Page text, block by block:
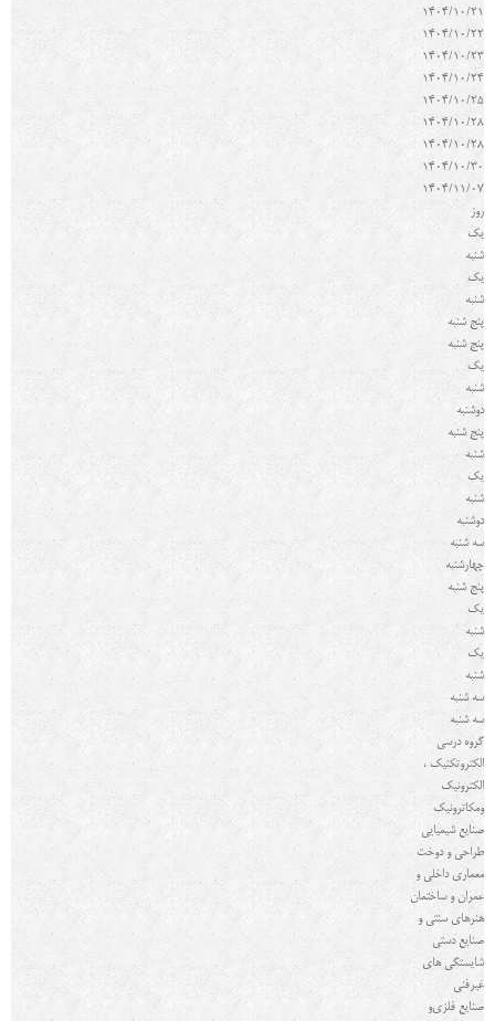
1404/10/21
1404/10/22
1404/10/23
1404/10/24
1404/10/25
1404/10/28
1404/10/28
1404/10/30
1404/11/07
روز
یک
‌شنبه
یک
شنبه
پنج شنبه
پنج شنبه
یک
شنبه
دوشنبه
پنج ‌شنبه
شنبه
یک
شنبه
دوشنبه
سه شنبه
چهارشنبه
پنج شنبه
یک
شنبه
یک
شنبه
سه شنبه
سه شنبه
گروه درسي
الکتروتکنیک ،
الکترونیک
ومکاترونیک
صنایع شیمیایی
طراحی و دوخت
معماری داخلی و
عمران و ساختمان
هنرهای سنتی و
صنایع دستی
شایستگی های
غیرفنی
صنایع فلزیو